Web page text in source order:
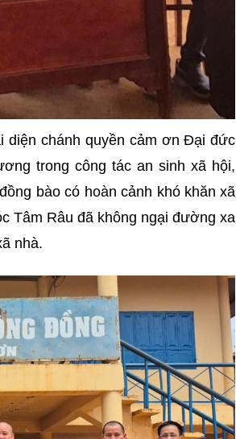
diện chánh quyền cảm ơn Đại đức
trong công tác an sinh xã hội,
bào có hoàn cảnh khó khăn xã
Tâm Râu đã không ngại đường xa
nhà.